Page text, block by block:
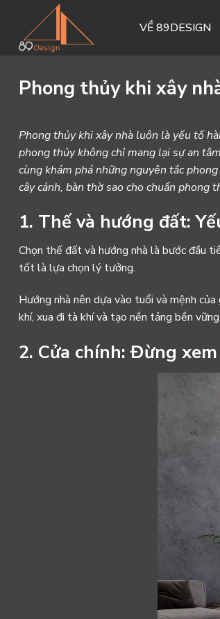
content
VỀ 89DESIGN
Phong thủy khi xây
Phong thủykhi xây nhà luôn là yếu tố
phong thủy không chỉ mang lại sự an
cùng khám phá những nguyên tắc
cây cảnh, bàn thờ sao cho chuẩn phong
1. Thế và hướng đất:
Chọn thế đất và hướng nhà là bước đầu
tốt là lựa chọn lý tưởng.
Hướng nhà nên dựa vào tuổi và mệnh
khí, xua đi tà khí và tạo nền tảng bền
2. Cửa chính: Đừng